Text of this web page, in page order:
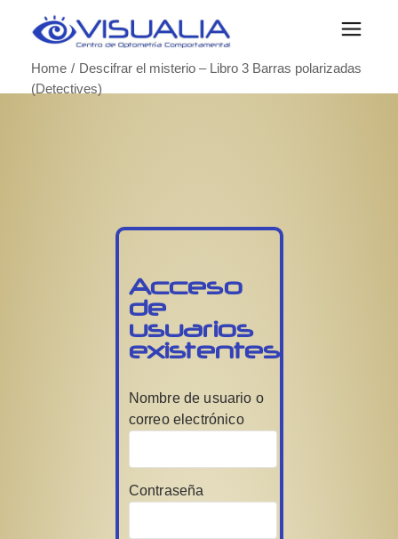
Home
Descifrar el misterio – Libro 3 Barras polarizadas
(Detectives)
Acceso
de
usuarios
existentes
Nombre de usuario o
correo electrónico
Contraseña